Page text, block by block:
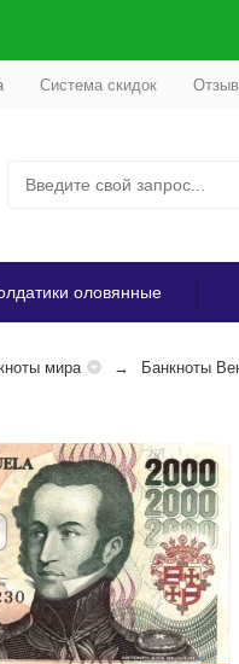
Система скидок
оловянные
мира Банкноты